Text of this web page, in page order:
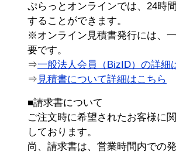
ぷらっとオンラインでは、24時
することができます。
※オンライン見積書発行には、
要です。
⇒一般法人会員（BizID）の詳細
⇒ 見積書について詳細はこちら
■請求書について
ご注文時に希望されたお客様に
しております。
尚、請求書は、営業時間内での